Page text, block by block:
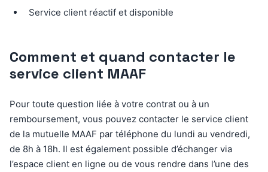
Service client réactif et disponible
Comment et quand contacter le
service client MAAF
Pour toute question liée à votre contrat ou à un
remboursement, vous pouvez contacter le service client
de la mutuelle MAAF par téléphone du lundi au vendredi,
de 8h à 18h. Il est également possible d’échanger via
l’espace client en ligne ou de vous rendre dans l’une des